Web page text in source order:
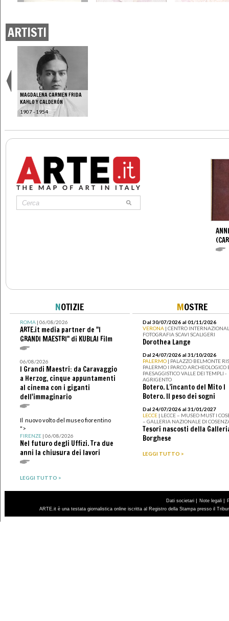
ARTISTI
MAGDALENA CARMEN FRIDA
KAHLO Y CALDERÓN
1907 - 1954
NOTIZIE
ROMA| 06/08/2026
ARTE.it media partner de "I
GRANDI MAESTRI" di KUBLAI Film
06/08/2026
I Grandi Maestri: da Caravaggio
a Herzog, cinque appuntamenti
al cinema con i giganti
dell'immaginario
Il nuovo volto del museo fiorentino
">
FIRENZE| 06/08/2026
Nel futuro degli Uffizi. Tra due
anni la chiusura dei lavori
LEGGI TUTTO >
MOSTRE
Dal 30/07/2026 al 01/11/2026
VERONA | CENTRO
FOTOGRAFIA SCAVI SCALIGERI
Dorothea Lange
Dal 24/07/2026 al 31/10/2026
PALERMO | PALAZZO BELMONTE
PALERMO I PARCO ARCHEOLOGICO
PAESAGGISTICO VALLE DEI TEMPLI -
AGRIGENTO
Botero. L’incanto del Mito I
Botero. Il peso dei sogni
Dal 24/07/2026 al 31/01/2027
LECCE | LECCE – MUSEO MUST I
– GALLERIA NAZIONALE DI
Tesori nascosti della
Borghese
LEGGI TUTTO >
Dati societari | Note legali |
ARTE.it è una testata giornalistica online iscritta al Registro della Stampa presso il